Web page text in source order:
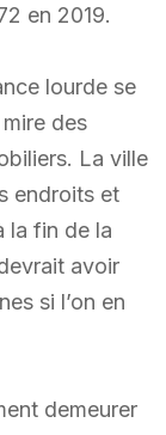
en 2019.
lourde se
des
La ville
endroits et
la fin de la
avoir
si l’on en
demeurer